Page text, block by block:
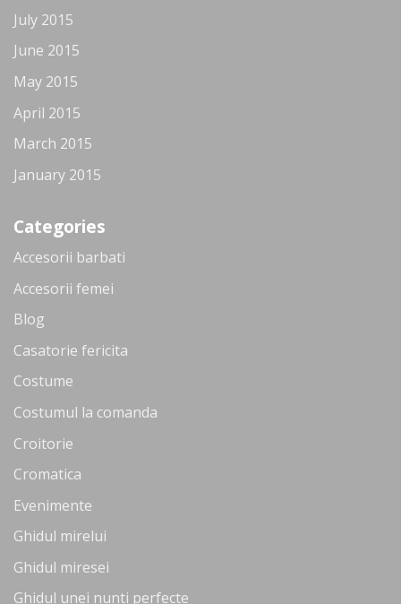
July 2015
June 2015
May 2015
April 2015
March 2015
January 2015
Categories
Accesorii barbati
Accesorii femei
Blog
Casatorie fericita
Costume
Costumul la comanda
Croitorie
Cromatica
Evenimente
Ghidul mirelui
Ghidul miresei
Ghidul unei nunti perfecte